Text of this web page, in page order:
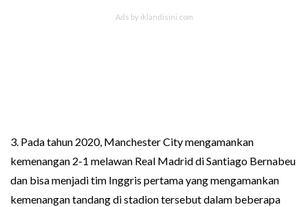
3. Pada tahun 2020, Manchester City mengamankan
kemenangan 2-1 melawan Real Madrid di Santiago Bernabeu
dan bisa menjadi tim Inggris pertama yang mengamankan
kemenangan tandang di stadion tersebut dalam beberapa